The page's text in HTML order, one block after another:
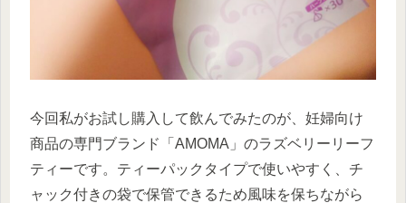
今回私がお試し購入して飲んでみたのが、妊婦向け
商品の専門ブランド「AMOMA」のラズベリーリーフ
ティーです。ティーパックタイプで使いやすく、チ
ャック付きの袋で保管できるため風味を保ちながら